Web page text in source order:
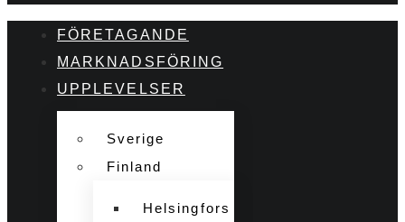
FÖRETAGANDE
MARKNADSFÖRING
UPPLEVELSER
Sverige
Finland
Helsingfors